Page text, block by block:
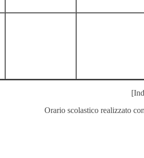
Orario scolastico realizzato